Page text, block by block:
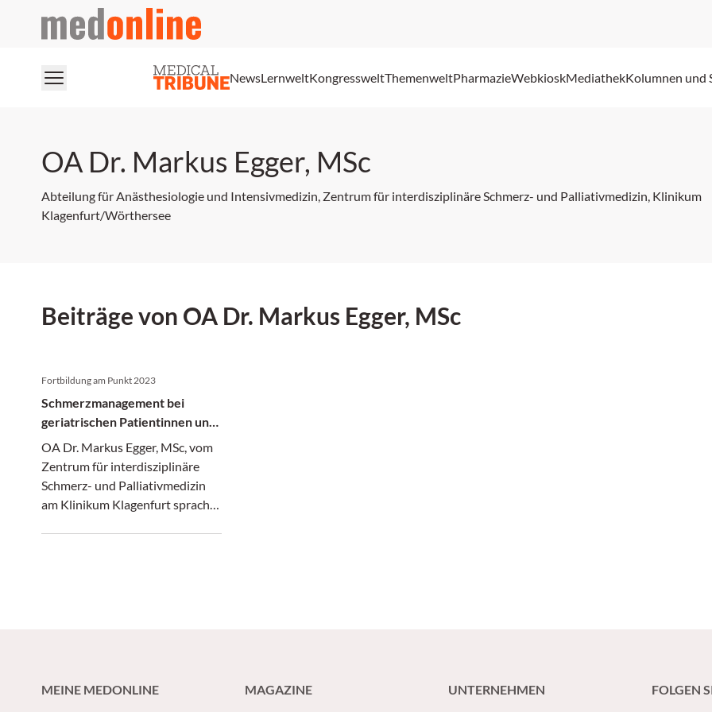
medonline
NewsLernweltKongressweltThemenweltPharmazieWebkioskMediathekKolumnen und
OA Dr. Markus Egger, MSc
Abteilung für Anästhesiologie und Intensivmedizin, Zentrum für interdisziplinäre Schmerz- und Palliativmedizin, Klinikum
Klagenfurt/Wörthersee
Beiträge von OA Dr. Markus Egger, MSc
Fortbildung am Punkt 2023
Schmerzmanagement bei
geriatrischen Patientinnen und
Patienten
OA Dr. Markus Egger, MSc, vom
Zentrum für interdisziplinäre
Schmerz- und Palliativmedizin
am Klinikum Klagenfurt sprach
MEINE MEDONLINE MAGAZINE UNTERNEHMEN FOLGEN